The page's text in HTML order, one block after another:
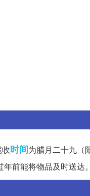
时间为腊月二十九（
前能将物品及时送达。